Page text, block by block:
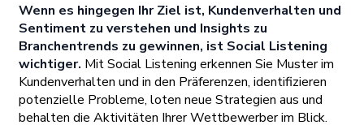
Wenn es hingegen Ihr Ziel ist, Kundenverhalten und
Sentiment zu verstehen und Insights zu
Branchentrends zu gewinnen, ist Social Listening
wichtiger. Mit Social Listening erkennen Sie Muster im
Kundenverhalten und in den Präferenzen, identifizieren
potenzielle Probleme, loten neue Strategien aus und
behalten die Aktivitäten Ihrer Wettbewerber im Blick.